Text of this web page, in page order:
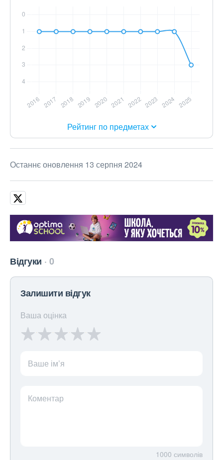
Рейтинг по предметах
Останнє оновлення 13 серпня 2024
Відгуки 0
Залишити відгук
Ваша оцінка
Ваше ім’я
Коментар
1000 символів